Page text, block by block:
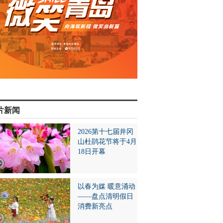
新闻
2026第十七届井冈
山杜鹃花节将于4月
18日开幕
以春为媒 暖意涌动
——盘点清明假日
消费新亮点